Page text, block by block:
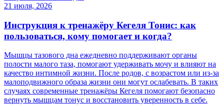
21 июля, 2026
Инструкция к тренажёру Кегеля Тонис: как
пользоваться, кому помогает и когда?
Мышцы тазового дна ежедневно поддерживают органы
полости малого таза, помогают удерживать мочу и влияют на
качество интимной жизни. После родов, с возрастом или из-за
малоподвижного образа жизни они могут ослабевать. В таких
случаях современные тренажёры Кегеля помогают безопасно
вернуть мышцам тонус и восстановить уверенность в себе.